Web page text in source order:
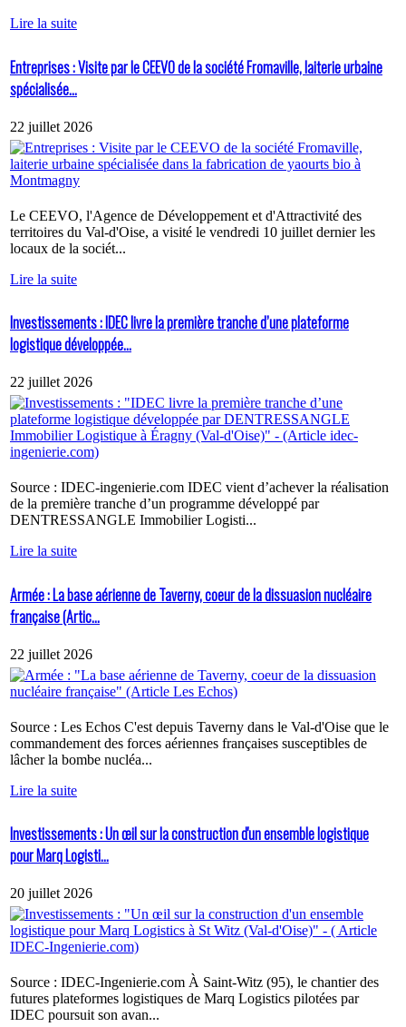
Lire la suite
Entreprises : Visite par le CEEVO de la société Fromaville, laiterie urbaine
spécialisée...
22 juillet 2026
Le CEEVO, l'Agence de Développement et d'Attractivité des
territoires du Val-d'Oise, a visité le vendredi 10 juillet dernier les
locaux de la sociét...
Lire la suite
Investissements : IDEC livre la première tranche d’une plateforme
logistique développée...
22 juillet 2026
Source : IDEC-ingenierie.com IDEC vient d’achever la réalisation
de la première tranche d’un programme développé par
DENTRESSANGLE Immobilier Logisti...
Lire la suite
Armée : La base aérienne de Taverny, coeur de la dissuasion nucléaire
française (Artic...
22 juillet 2026
Source : Les Echos C'est depuis Taverny dans le Val-d'Oise que le
commandement des forces aériennes françaises susceptibles de
lâcher la bombe nucléa...
Lire la suite
Investissements : Un œil sur la construction d'un ensemble logistique
pour Marq Logisti...
20 juillet 2026
Source : IDEC-Ingenierie.com À Saint-Witz (95), le chantier des
futures plateformes logistiques de Marq Logistics pilotées par
IDEC poursuit son avan...